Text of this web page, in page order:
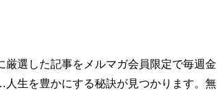
ノにドはまり。その後仕事を辞めて、全財
い借金まみれに。その後は職を転々とし
選した記事をメルマガ会員限定で毎週金
生を豊かにする秘訣が見つかります。無